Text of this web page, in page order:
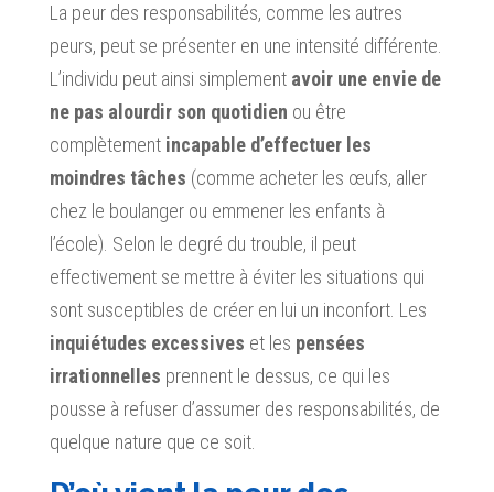
La peur des responsabilités, comme les autres
peurs, peut se présenter en une intensité différente.
L’individu peut ainsi simplementavoir une envie de
ne pas alourdir son quotidien ou être
complètement incapable d’effectuer les
moindres tâches (comme acheter les œufs, aller
chez le boulanger ou emmener les enfants à
l’école). Selon le degré du trouble, il peut
effectivement se mettre à éviter les situations qui
sont susceptibles de créer en lui un inconfort. Les
inquiétudes excessives et les pensées
irrationnelles prennent le dessus, ce qui les
pousse à refuser d’assumer des responsabilités, de
quelque nature que ce soit.